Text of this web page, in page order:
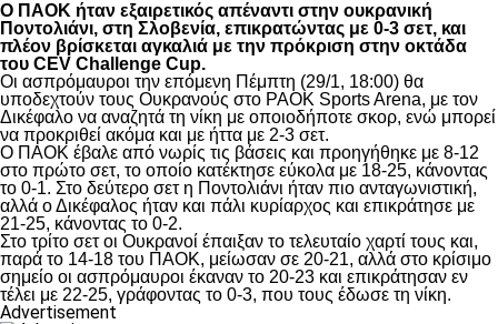
Ο ΠΑΟΚ ήταν εξαιρετικός απέναντι στην ουκρανική
Ποντολιάνι, στη Σλοβενία, επικρατώντας με 0-3 σετ, και
πλέον βρίσκεται αγκαλιά με την πρόκριση στην οκτάδα
του CEV Challenge Cup.
Οι ασπρόμαυροι την επόμενη Πέμπτη (29/1, 18:00) θα
υποδεχτούν τους Ουκρανούς στο PAOK Sports Arena, με τον
Δικέφαλο να αναζητά τη νίκη με οποιοδήποτε σκορ, ενώ μπορεί
να προκριθεί ακόμα και με ήττα με 2-3 σετ.
Ο ΠΑΟΚ έβαλε από νωρίς τις βάσεις και προηγήθηκε με 8-12
στο πρώτο σετ, το οποίο κατέκτησε εύκολα με 18-25, κάνοντας
το 0-1. Στο δεύτερο σετ η Ποντολιάνι ήταν πιο ανταγωνιστική,
αλλά ο Δικέφαλος ήταν και πάλι κυρίαρχος και επικράτησε με
21-25, κάνοντας το 0-2.
Στο τρίτο σετ οι Ουκρανοί έπαιξαν το τελευταίο χαρτί τους και,
παρά το 14-18 του ΠΑΟΚ, μείωσαν σε 20-21, αλλά στο κρίσιμο
σημείο οι ασπρόμαυροι έκαναν το 20-23 και επικράτησαν εν
τέλει με 22-25, γράφοντας το 0-3, που τους έδωσε τη νίκη.
Advertisement